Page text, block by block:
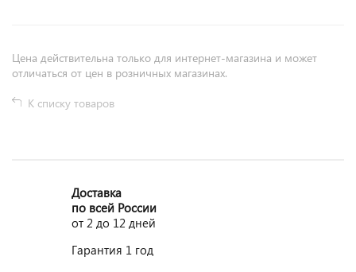
Цена действительна только для интернет-магазина и может
отличаться от цен в розничных магазинах.
К списку товаров
Доставка
по всей России
от 2 до 12 дней
Гарантия 1 год